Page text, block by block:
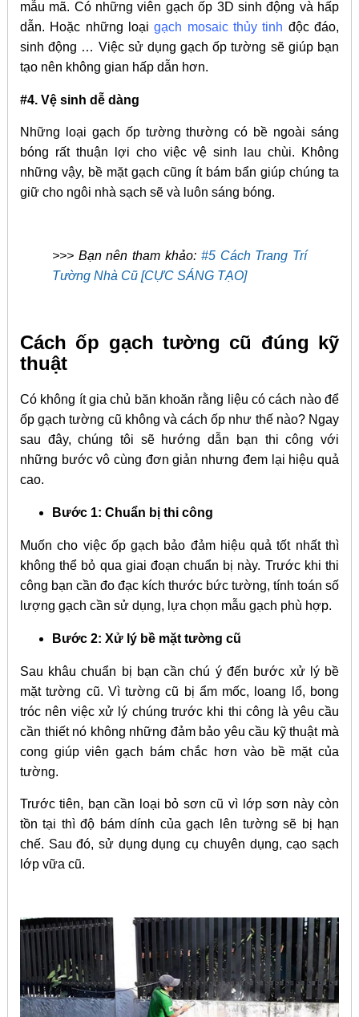
mẫu mã. Có những viên gạch ốp 3D sinh động và hấp
dẫn. Hoặc những loạigạch mosaic thủy tinh độc đáo,
sinh động … Việc sử dụng gạch ốp tường sẽ giúp bạn
tạo nên không gian hấp dẫn hơn.
#4. Vệ sinh dễ dàng
Những loại gạch ốp tường thường có bề ngoài sáng
bóng rất thuận lợi cho việc vệ sinh lau chùi. Không
những vậy, bề mặt gạch cũng ít bám bẩn giúp chúng ta
giữ cho ngôi nhà sạch sẽ và luôn sáng bóng.
>>> Bạn nên tham khảo: #5 Cách Trang Trí
Tường Nhà Cũ [CỰC SÁNG TẠO]
Cách ốp gạch tường cũ đúng kỹ
thuật
Có không ít gia chủ băn khoăn rằng liệu có cách nào để
ốp gạch tường cũ không và cách ốp như thế nào? Ngay
sau đây, chúng tôi sẽ hướng dẫn bạn thi công với
những bước vô cùng đơn giản nhưng đem lại hiệu quả
cao.
Bước 1: Chuẩn bị thi công
Muốn cho việc ốp gạch bảo đảm hiệu quả tốt nhất thì
không thể bỏ qua giai đoạn chuẩn bị này. Trước khi thi
công bạn cần đo đạc kích thước bức tường, tính toán số
lượng gạch cần sử dụng, lựa chọn mẫu gạch phù hợp.
Bước 2: Xử lý bề mặt tường cũ
Sau khâu chuẩn bị bạn cần chú ý đến bước xử lý bề
mặt tường cũ. Vì tường cũ bị ẩm mốc, loang lổ, bong
tróc nên việc xử lý chúng trước khi thi công là yêu cầu
cần thiết nó không những đảm bảo yêu cầu kỹ thuật mà
cong giúp viên gạch bám chắc hơn vào bề mặt của
tường.
Trước tiên, bạn cần loại bỏ sơn cũ vì lớp sơn này còn
tồn tại thì độ bám dính của gạch lên tường sẽ bị hạn
chế. Sau đó, sử dụng dụng cụ chuyên dụng, cạo sạch
lớp vữa cũ.